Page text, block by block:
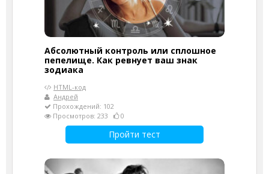
Абсолютный контроль или сплошное
пепелище. Как ревнует ваш знак
зодиака
HTML-код
Андрей
Прохождений: 102
Просмотров: 233
0
Пройти тест